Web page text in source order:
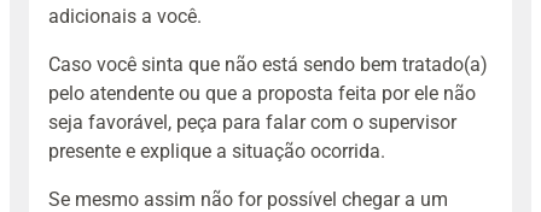
adicionais a você.
Caso você sinta que não está sendo bem tratado(a)
pelo atendente ou que a proposta feita por ele não
seja favorável, peça para falar com o supervisor
presente e explique a situação ocorrida.
Se mesmo assim não for possível chegar a um